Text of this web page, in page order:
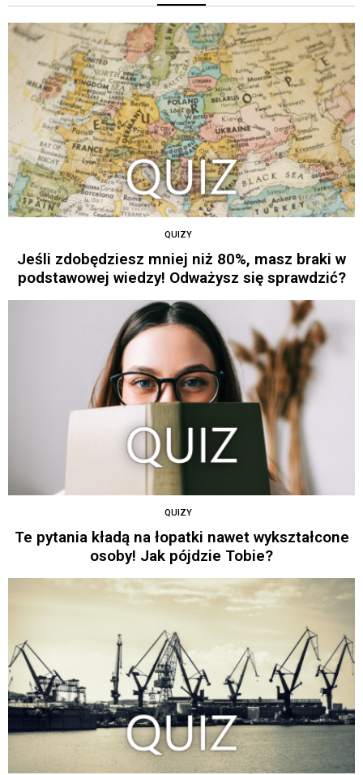
QUIZY
Jeśli zdobędziesz mniej niż 80%, masz braki w
podstawowej wiedzy! Odważysz się sprawdzić?
QUIZY
Te pytania kładą na łopatki nawet wykształcone
osoby! Jak pójdzie Tobie?